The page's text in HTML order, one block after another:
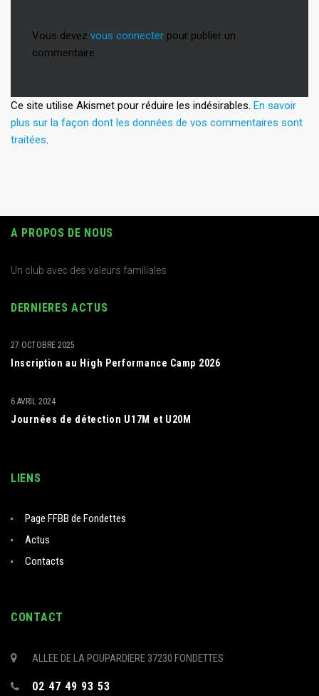
Vous devez vous connecter pour publier un
commentaire.
Ce site utilise Akismet pour réduire les indésirables. En savoir
plus sur la façon dont les données de vos commentaires sont
traitées.
A PROPOS DE NOUS
Un club avec des valeurs familiales
DERNIERES ACTUS
Inscription au High Performance Camp 2026
27 OCTOBRE 2025
Journées de détection U17M et U20M
6 AVRIL 2024
LIENS
Page FFBB de Fondettes
Actus
Contacts
CONTACT
ALLEE DE LA POUPARDIERE 37230 FONDETTES
02 47 49 93 53